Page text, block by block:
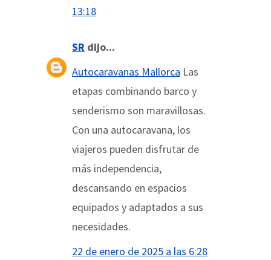
13:18
SR dijo...
Autocaravanas Mallorca Las
etapas combinando barco y
senderismo son maravillosas.
Con una autocaravana, los
viajeros pueden disfrutar de
más independencia,
descansando en espacios
equipados y adaptados a sus
necesidades.
22 de enero de 2025 a las 6:28